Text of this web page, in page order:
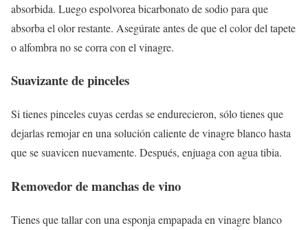
absorbida. Luego espolvorea bicarbonato de sodio para que
absorba el olor restante. Asegúrate antes de que el color del tapete
o alfombra no se corra con el vinagre.
Suavizante de pinceles
Si tienes pinceles cuyas cerdas se endurecieron, sólo tienes que
dejarlas remojar en una solución caliente de vinagre blanco hasta
que se suavicen nuevamente. Después, enjuaga con agua tibia.
Removedor de manchas de vino
Tienes que tallar con una esponja empapada en vinagre blanco